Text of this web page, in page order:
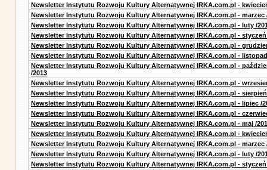
Newsletter Instytutu Rozwoju Kultury Alternatywnej IRKA.com.pl -
Newsletter Instytutu Rozwoju Kultury Alternatywnej IRKA.com.pl - marzec
Newsletter Instytutu Rozwoju Kultury Alternatywnej IRKA.com.pl - luty /
Newsletter Instytutu Rozwoju Kultury Alternatywnej IRKA.com.pl - styczeń
Newsletter Instytutu Rozwoju Kultury Alternatywnej IRKA.com.pl -
Newsletter Instytutu Rozwoju Kultury Alternatywnej IRKA.com.pl - listopad
Newsletter Instytutu Rozwoju Kultury Alternatywnej IRKA.com.pl -
/2013
Newsletter Instytutu Rozwoju Kultury Alternatywnej IRKA.com.pl -
Newsletter Instytutu Rozwoju Kultury Alternatywnej IRKA.com.pl - sierpień
Newsletter Instytutu Rozwoju Kultury Alternatywnej IRKA.com.pl - lipiec /
Newsletter Instytutu Rozwoju Kultury Alternatywnej IRKA.com.pl -
Newsletter Instytutu Rozwoju Kultury Alternatywnej IRKA.com.pl - maj /
Newsletter Instytutu Rozwoju Kultury Alternatywnej IRKA.com.pl -
Newsletter Instytutu Rozwoju Kultury Alternatywnej IRKA.com.pl - marzec
Newsletter Instytutu Rozwoju Kultury Alternatywnej IRKA.com.pl - luty /
Newsletter Instytutu Rozwoju Kultury Alternatywnej IRKA.com.pl - styczeń